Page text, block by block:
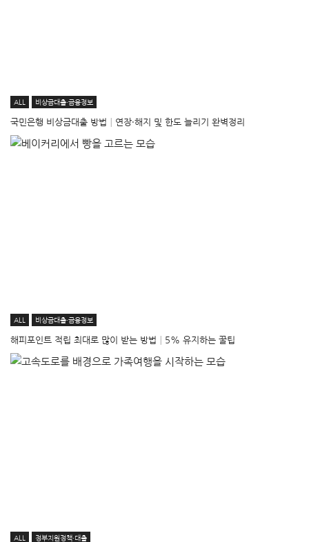
ALL 비상금대출·금융정보
국민은행 비상금대출 방법│연장·해지 및 한도 늘리기 완벽정리
ALL 비상금대출·금융정보
해피포인트 적립 최대로 많이 받는 방법│5% 유지하는 꿀팁
ALL 정부지원정책·대출